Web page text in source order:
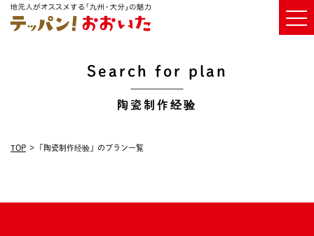
Search for plan
陶瓷制作经验
TOP 「陶瓷制作经验」のプラン一覧